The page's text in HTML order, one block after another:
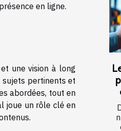
en ligne.
une vision à long
sujets pertinents et
abordées, tout en
joue un rôle clé en